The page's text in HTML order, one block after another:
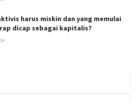
harus miskin dan yang memulai
dicap sebagai kapitalis?